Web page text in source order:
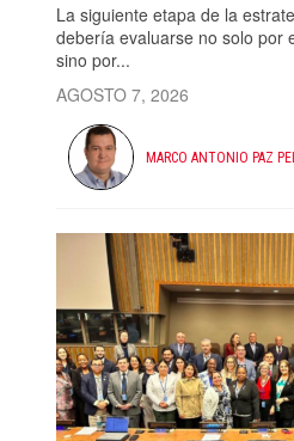
La siguiente etapa de la
debería evaluarse no solo por
sino por...
AGOSTO 7, 2026
MARCO ANTONIO PAZ